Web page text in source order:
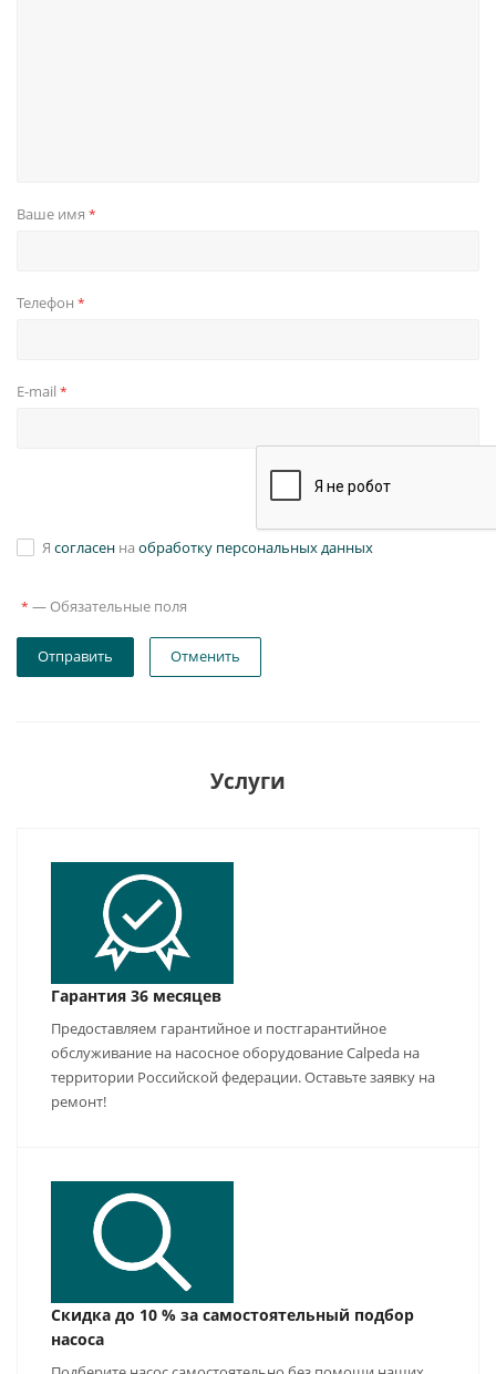
Ваше имя *
Телефон *
E-mail *
Я согласен на обработку персональных данных
* — Обязательные поля
Отправить Отменить
Услуги
Гарантия 36 месяцев
Предоставляем гарантийное и постгарантийное
обслуживание на насосное оборудование Calpeda на
территории Российской федерации. Оставьте заявку на
ремонт!
Скидка до 10 % за самостоятельный подбор
насоса